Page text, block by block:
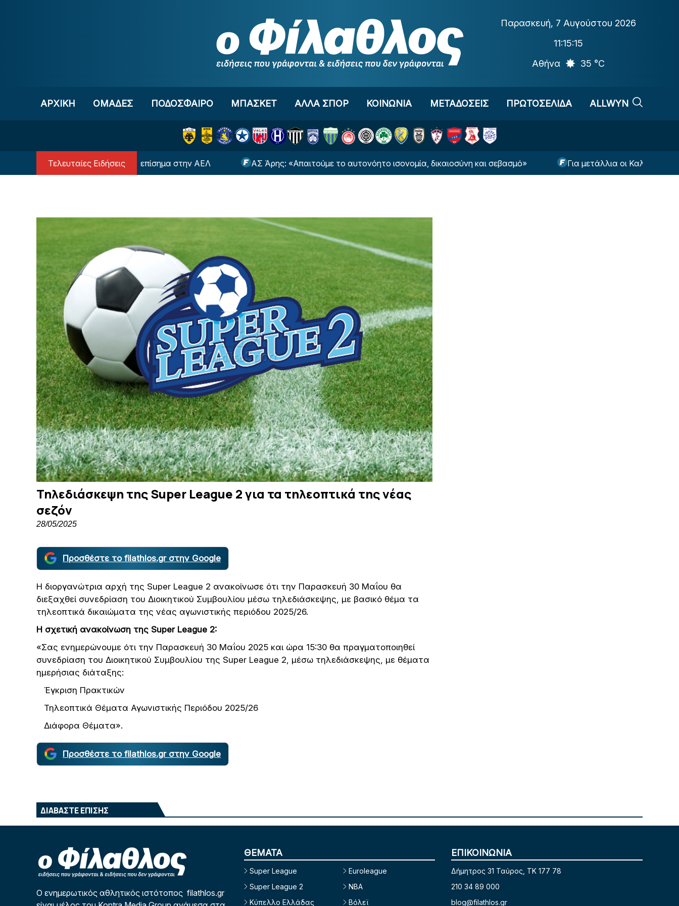
Παρασκευή, 7 Αυγούστου 2026
11:15:16
Αθήνα
35 °C
ΑΡΧΙΚΗ OΜΑΔΕΣ ΠΟΔΟΣΦΑΙΡΟ ΜΠΑΣΚΕΤ ΑΛΛΑ ΣΠΟΡ ΚΟΙΝΩΝΙΑ ΜΕΤΑΔΟΣΕΙΣ ΠΡΩΤΟΣΕΛΙΔΑ ALLWYN
Τελευταίες Ειδήσεις
Ο Καραγιαννίδης και επίσημα στην ΑΕΛ ΑΣ Άρης: «Απαιτούμε το αυτονόητο ισονομία, δικαιοσύνη και σεβασμό» Για μετάλλια οι Καλπογιαννάκης,
Τηλεδιάσκεψη της Super League 2 για τα τηλεοπτικά της νέας
σεζόν
28/05/2025
Προσθέστε το filathlos.gr στην Google
Η διοργανώτρια αρχή της Super League 2 ανακοίνωσε ότι την Παρασκευή 30 Μαΐου θα
διεξαχθεί συνεδρίαση του Διοικητικού Συμβουλίου μέσω τηλεδιάσκεψης, με βασικό θέμα τα
τηλεοπτικά δικαιώματα της νέας αγωνιστικής περιόδου 2025/26.
Η σχετική ανακοίνωση της Super League 2:
«Σας ενημερώνουμε ότι την Παρασκευή 30 Μαΐου 2025 και ώρα 15:30 θα πραγματοποιηθεί
συνεδρίαση του Διοικητικού Συμβουλίου της Super League 2, μέσω τηλεδιάσκεψης, με θέματα
ημερήσιας διάταξης:
Έγκριση Πρακτικών
Τηλεοπτικά Θέματα Αγωνιστικής Περιόδου 2025/26
Διάφορα Θέματα».
Προσθέστε το filathlos.gr στην Google
ΔΙΑΒΑΣΤΕ ΕΠΙΣΗΣ
Ο ενημερωτικός αθλητικός ιστότοπος filathlos.gr
ΘΕΜΑΤΑ
Super League
Super League 2
Κύπελλο Ελλάδας
Euroleague
NBA
Βόλεϊ
ΕΠΙΚΟΙΝΩΝΙΑ
Δήμητρος 31 Ταύρος, TK 177 78
210 34 89 000
blog@filathlos.gr